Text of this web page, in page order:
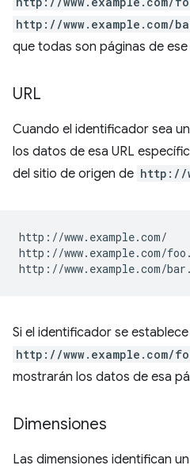
http://www.example.com/
que todas son páginas de
URL
Cuando el identificador sea
los datos de esa URL
del sitio de origen de http://
http://www.example.com/
http://www.example.com/
Si el identificador se
http://www.example.com/
mostrarán los datos de esa
Dimensiones
Las dimensiones identifican